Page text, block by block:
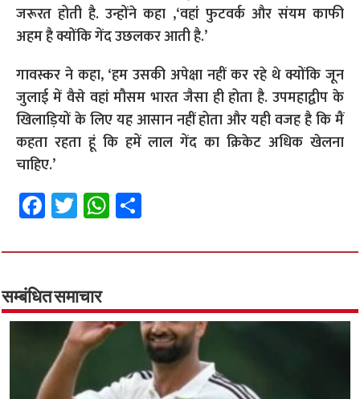
जरूरत होती है. उन्होंने कहा ,‘वहां फुटवर्क और संयम काफी
अहम है क्योंकि गेंद उछलकर आती है.’
गावस्कर ने कहा, ‘हम उसकी अपेक्षा नहीं कर रहे थे क्योंकि जून
जुलाई में वैसे वहां मौसम भारत जैसा ही होता है. उपमहाद्वीप के
खिलाड़ियों के लिए यह आसान नहीं होता और यही वजह है कि मैं
कहता रहता हूं कि हमें लाल गेंद का क्रिकेट अधिक खेलना
चाहिए.’
Fa
ce
b
o
o
k
T
wi
tt
er
W
h
at
p
p
ar
सम्बंधित समाचार